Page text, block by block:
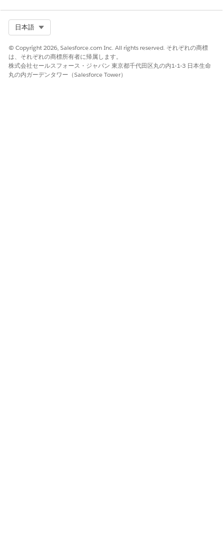
はい いいえ
日本語
© Copyright 2026, Salesforce.com Inc. All rights reserved. それぞれの商標
は、それぞれの商標所有者に帰属します。
株式会社セールスフォース・ジャパン 東京都千代田区丸の内1-1-3 日本生命
丸の内ガーデンタワー（Salesforce Tower）